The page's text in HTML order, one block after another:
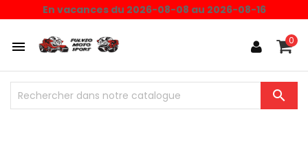
En vacances du 2026-08-08 au 2026-08-16
 0
